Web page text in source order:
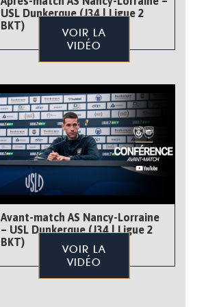
USL Dunkerque (J34 | Ligue 2
BKT)
VOIR LA
VIDÉO
Avant-match AS Nancy-Lorraine
– USL Dunkerque (J34 | Ligue 2
BKT)
VOIR LA
VIDÉO